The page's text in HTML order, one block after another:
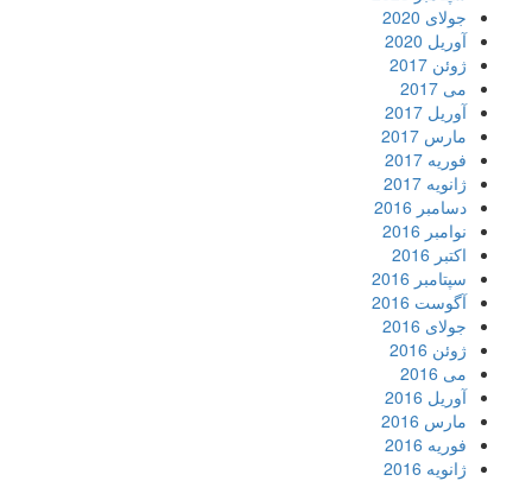
جولای 2020
آوریل 2020
ژوئن 2017
می 2017
آوریل 2017
مارس 2017
فوریه 2017
ژانویه 2017
دسامبر 2016
نوامبر 2016
اکتبر 2016
سپتامبر 2016
آگوست 2016
جولای 2016
ژوئن 2016
می 2016
آوریل 2016
مارس 2016
فوریه 2016
ژانویه 2016